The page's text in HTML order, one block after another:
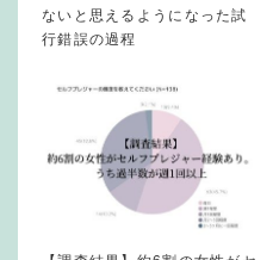
ないと思えるようになった試
行錯誤の過程